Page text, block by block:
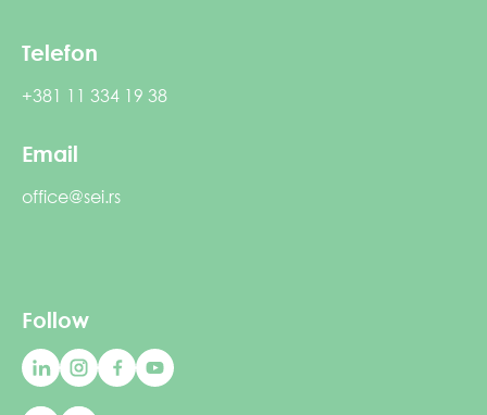
Telefon
+381 11 334 19 38
Email
office@sei.rs
Follow